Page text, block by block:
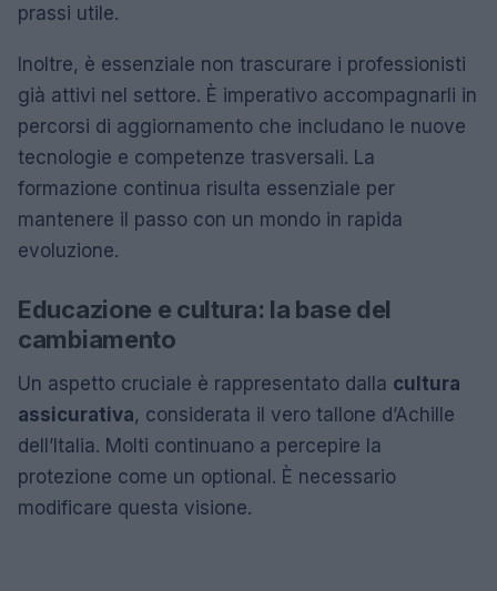
prassi utile.
Inoltre, è essenziale non trascurare i professionisti
già attivi nel settore. È imperativo accompagnarli in
percorsi di aggiornamento che includano le nuove
tecnologie e competenze trasversali. La
formazione continua risulta essenziale per
mantenere il passo con un mondo in rapida
evoluzione.
Educazione e cultura: la base del
cambiamento
Un aspetto cruciale è rappresentato dalla cultura
assicurativa, considerata il vero tallone d’Achille
dell’Italia. Molti continuano a percepire la
protezione come un optional. È necessario
modificare questa visione.